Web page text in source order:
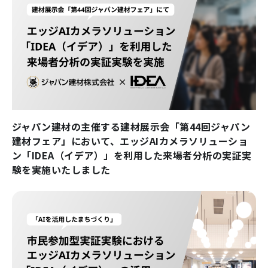
ジャパン建材の主催する建材展示会「第44回ジャパン
建材フェア」において、エッジAIカメラソリューショ
ン「IDEA（イデア）」を利用した来場者分析の実証実
験を実施いたしました